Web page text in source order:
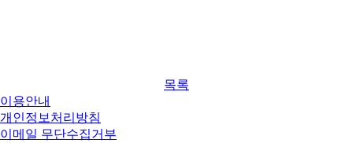
목록
이용안내
개인정보처리방침
이메일 무단수집거부